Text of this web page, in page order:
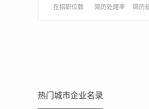
在招职位数 简历处理率 简历
热门城市企业名录